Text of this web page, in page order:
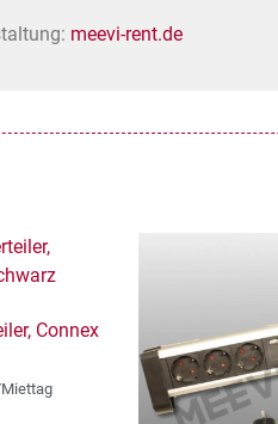
meevi-rent.de
Connex